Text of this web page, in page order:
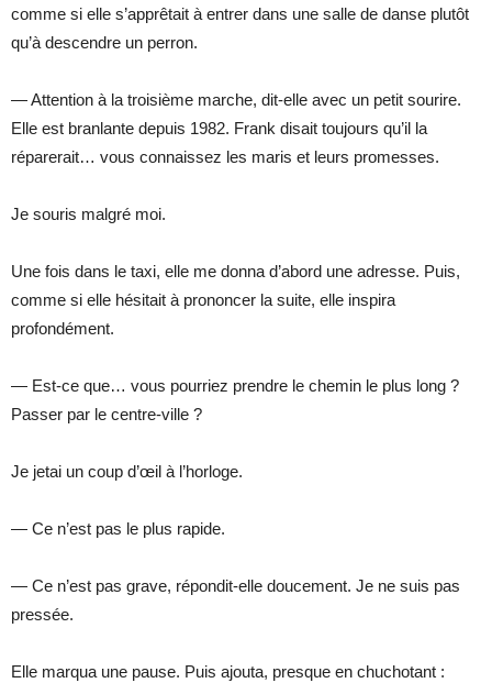
comme si elle s’apprêtait à entrer dans une salle de danse plutôt
qu’à descendre un perron.
— Attention à la troisième marche, dit-elle avec un petit sourire.
Elle est branlante depuis 1982. Frank disait toujours qu’il la
réparerait… vous connaissez les maris et leurs promesses.
Je souris malgré moi.
Une fois dans le taxi, elle me donna d’abord une adresse. Puis,
comme si elle hésitait à prononcer la suite, elle inspira
profondément.
— Est-ce que… vous pourriez prendre le chemin le plus long ?
Passer par le centre-ville ?
Je jetai un coup d’œil à l’horloge.
— Ce n’est pas le plus rapide.
— Ce n’est pas grave, répondit-elle doucement. Je ne suis pas
pressée.
Elle marqua une pause. Puis ajouta, presque en chuchotant :